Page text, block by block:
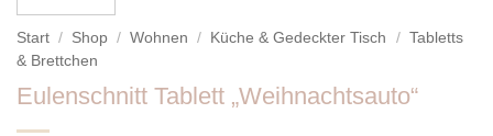
Start / Shop / Wohnen / Küche & Gedeckter Tisch / Tabletts
& Brettchen
Eulenschnitt Tablett „Weihnachtsauto“